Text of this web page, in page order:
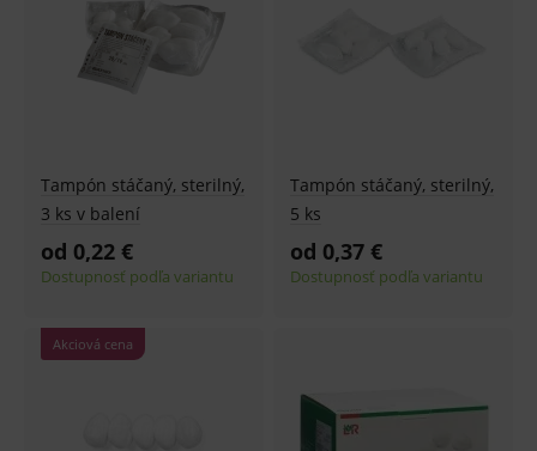
Tampón stáčaný, sterilný,
3 ks v balení
od 0,22 €
Dostupnosť podľa variantu
Tampón stáčaný, sterilný,
5 ks
od 0,37 €
Dostupnosť podľa variantu
Akciová cena